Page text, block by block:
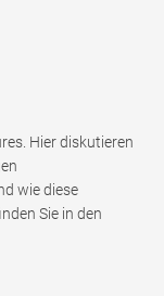
Hier diskutieren
wie diese
Sie in den